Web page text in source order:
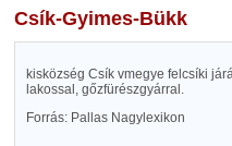
Csík-Gyimes-Bükk
kisközség Csík vmegye felcsíki
lakossal, gőzfürészgyárral.
Forrás: Pallas Nagylexikon